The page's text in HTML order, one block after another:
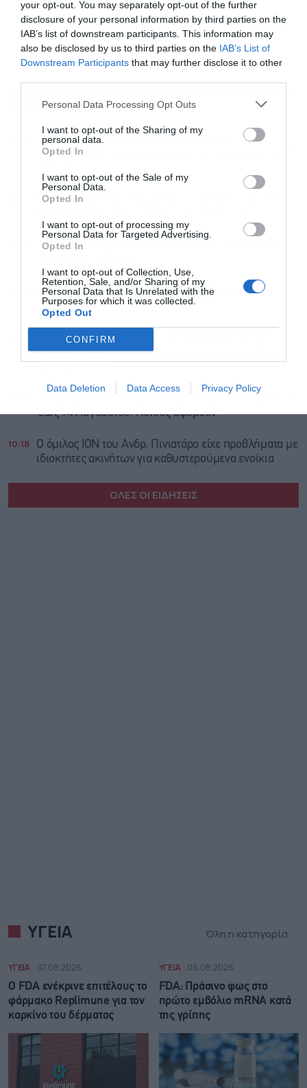
your opt-out. You may separately opt-out of the further
disclosure of your personal information by third parties on the
IAB’s list of downstream participants. This information may
also be disclosed by us to third parties on the IAB’s List of
Downstream Participants that may further disclose it to other
Personal Data Processing Opt Outs
I want to opt-out of the Sharing of my
personal data.
Opted In
I want to opt-out of the Sale of my
Personal Data.
Opted In
I want to opt-out of processing my
Personal Data for Targeted Advertising.
Opted In
I want to opt-out of Collection, Use,
Retention, Sale, and/or Sharing of my
Personal Data that Is Unrelated with the
Purposes for which it was collected.
Opted Out
CONFIRM
Data Deletion Data Access Privacy Policy
ΡΟΗ ΕΙΔΗΣΕΩΝ ΔΗΜΟΦΙΛΗ
Κατηγορηματικός ο Χαρδαλιάς ότι δεν θα
εγκατασταθούν ανεμογεννήτριες στα καμένα της Δυτ.
Το εφέ Νόλαν στην τουριστική οικονομία: Ποιο νησί
Ρωσικές δυνάμεις έπληξαν φορτηγό πλοίο με όπλα
Ο Πούτιν “δοκιμάζει” το ΝΑΤΟ: Οι ΗΠΑ βλέπουν
χτύπημα ακόμα και “πριν το 2027”
Πυρκαγιά στη Δυτ. Αττική: Η επόμενη μέρα έχει
ξεκινήσει – Προστασία εδαφών, αντιπλημμυρικά,
έως 14 Αυγούστου: Ποιους αφορούν
10:18
Ο όμιλος ΙΟΝ του Ανδρ. Πινιατάρο είχε προβλήματα με
ιδιοκτήτες ακινήτων για καθυστερούμενα ενοίκια
ΟΛΕΣ ΟΙ ΕΙΔΗΣΕΙΣ
ΥΓΕΙΑ Όλη η κατηγορία
ΥΓΕΙΑ 07.08.2026
Ο FDA ενέκρινε επιτέλους το
φάρμακο Replimune για τον
καρκίνο του δέρματος
ΥΓΕΙΑ 06.08.2026
FDA: Πράσινο φως στο
πρώτο εμβόλιο mRNA κατά
της γρίπης